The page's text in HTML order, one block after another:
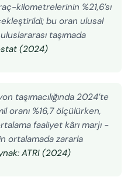
kilometrelerinin %21,6’sı
bu oran ulusal
taşımada
(2024)
taşımacılığında 2024’te
oranı %16,7 ölçülürken,
faaliyet kârı marjı -
ortalamada zararla
ATRI (2024)